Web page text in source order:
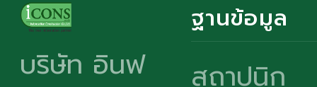
บริษัท อินฟ
ฐานข้อมูล
สถาปนิก